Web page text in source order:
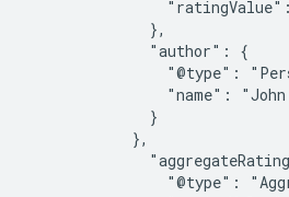
              },
              "author": {
"@type":
"name": "John
              }
            },
"@type":